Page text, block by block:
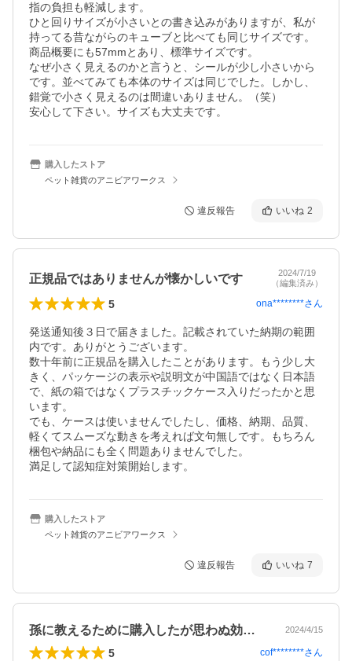
指の負担も軽減します。
ひと回りサイズが小さいとの書き込みがありますが、私が
持ってる昔ながらのキューブと比べても同じサイズです。
商品概要にも57mmとあり、標準サイズです。
なぜ小さく見えるのかと言うと、シールが少し小さいから
です。並べてみても本体のサイズは同じでした。しかし、
錯覚で小さく見えるのは間違いありません。（笑）
安心して下さい。サイズも大丈夫です。
購入したストア
ペット雑貨のアニビアワークス
違反報告 いいね 2
正規品ではありませんが懐かしいです
2024/7/19
（編集済み）
5 ona********さん
発送通知後３日で届きました。記載されていた納期の範囲
内です。ありがとうございます。
数十年前に正規品を購入したことがあります。もう少し大
きく、パッケージの表示や説明文が中国語ではなく日本語
で、紙の箱ではなくプラスチックケース入りだったかと思
います。
でも、ケースは使いませんでしたし、価格、納期、品質、
軽くてスムーズな動きを考えれば文句無しです。もちろん
梱包や納品にも全く問題ありませんでした。
満足して認知症対策開始します。
購入したストア
ペット雑貨のアニビアワークス
違反報告 いいね 7
孫に教えるために購入したが思わぬ効果も！ 2024/4/15
5 cof********さん